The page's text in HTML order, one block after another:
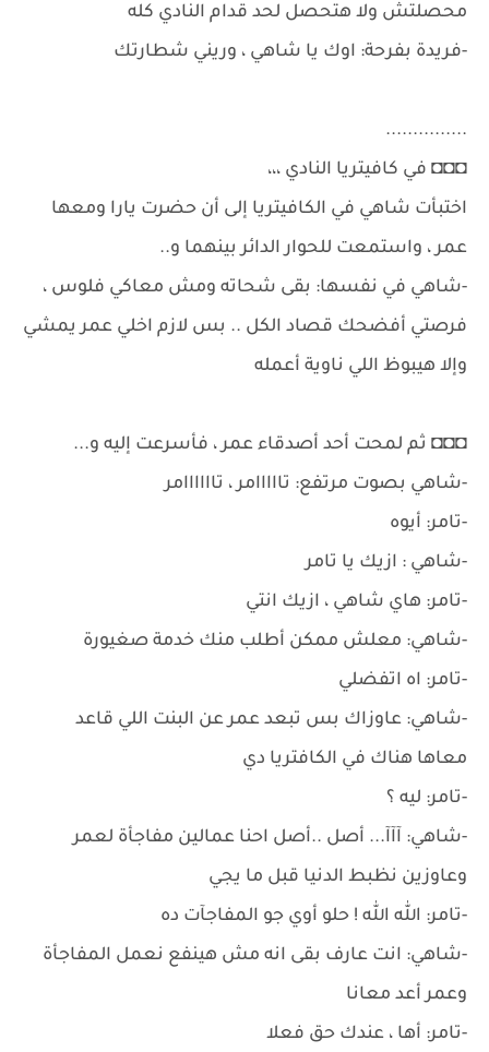
محصلتش ولا هتحصل لحد قدام النادي كله
-فريدة بفرحة: اوك يا شاهي ، وريني شطارتك
...............
◘◘◘ في كافيتريا النادي ،،،
اختبأت شاهي في الكافيتريا إلى أن حضرت يارا ومعها
عمر ، واستمعت للحوار الدائر بينهما و..
-شاهي في نفسها: بقى شحاته ومش معاكي فلوس ،
فرصتي أفضحك قصاد الكل .. بس لازم اخلي عمر يمشي
وإلا هيبوظ اللي ناوية أعمله
◘◘◘ ثم لمحت أحد أصدقاء عمر ، فأسرعت إليه و...
-شاهي بصوت مرتفع: تااااامر ، تاااااامر
-تامر: أيوه
-شاهي : ازيك يا تامر
-تامر: هاي شاهي ، ازيك انتي
-شاهي: معلش ممكن أطلب منك خدمة صغيورة
-تامر: اه اتفضلي
-شاهي: عاوزاك بس تبعد عمر عن البنت اللي قاعد
معاها هناك في الكافتريا دي
-تامر: ليه ؟
-شاهي: آآآ... أصل ..أصل احنا عمالين مفاجأة لعمر
وعاوزين نظبط الدنيا قبل ما يجي
-تامر: الله الله ! حلو أوي جو المفاجآت ده
-شاهي: انت عارف بقى انه مش هينفع نعمل المفاجأة
وعمر أعد معانا
-تامر: أها ، عندك حق فعلا